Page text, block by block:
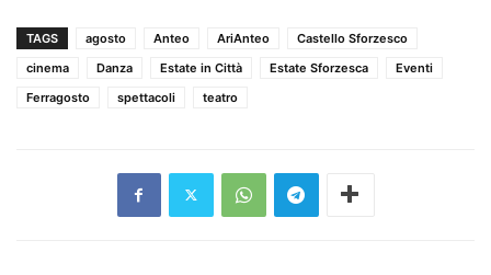
TAGS agosto Anteo AriAnteo
Castello Sforzesco
cinema
Danza Estate in Città Estate Sforzesca
Eventi
Ferragosto
spettacoli teatro